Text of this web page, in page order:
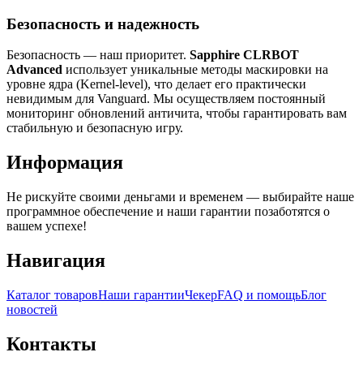
Безопасность и надежность
Безопасность — наш приоритет. Sapphire CLRBOT
Advanced использует уникальные методы маскировки на
уровне ядра (Kernel-level), что делает его практически
невидимым для Vanguard. Мы осуществляем постоянный
мониторинг обновлений античита, чтобы гарантировать вам
стабильную и безопасную игру.
Информация
Не рискуйте своими деньгами и временем — выбирайте наше
программное обеспечение и наши гарантии позаботятся о
вашем успехе!
Навигация
Каталог товаровНаши гарантииЧекерFAQ и помощьБлог
новостей
Контакты